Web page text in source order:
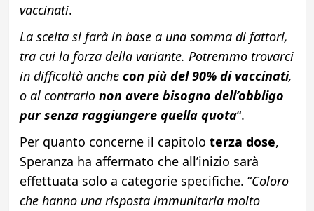
vaccinati.
La scelta si farà in base a una somma di fattori,
tra cui la forza della variante. Potremmo trovarci
in difficoltà anchecon più del 90% di vaccinati,
o al contrario non avere bisogno dell’obbligo
pur senza raggiungere quella quota“.
Per quanto concerne il capitolo terza dose,
Speranza ha affermato che all’inizio sarà
effettuata solo a categorie specifiche. “Coloro
che hanno una risposta immunitaria molto